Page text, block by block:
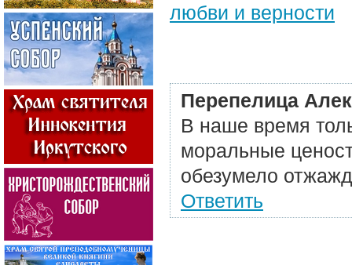
любви и верности
Перепелица
В наше время
моральные
обезумело
Ответить